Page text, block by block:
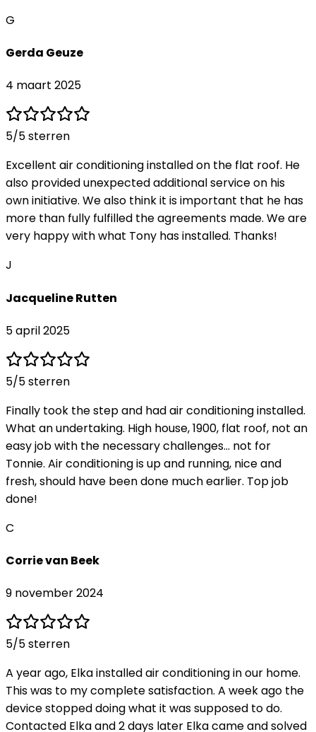
G
Gerda Geuze
4 maart 2025
5/5 sterren
Excellent air conditioning installed on the flat roof. He
also provided unexpected additional service on his
own initiative. We also think it is important that he has
more than fully fulfilled the agreements made. We are
very happy with what Tony has installed. Thanks!
J
Jacqueline Rutten
5 april 2025
5/5 sterren
Finally took the step and had air conditioning installed.
What an undertaking. High house, 1900, flat roof, not an
easy job with the necessary challenges... not for
Tonnie. Air conditioning is up and running, nice and
fresh, should have been done much earlier. Top job
done!
C
Corrie van Beek
9 november 2024
5/5 sterren
A year ago, Elka installed air conditioning in our home.
This was to my complete satisfaction. A week ago the
device stopped doing what it was supposed to do.
Contacted Elka and 2 days later Elka came and solved